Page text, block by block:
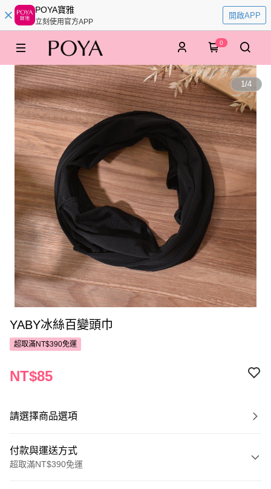
POYA寶雅
立刻使用官方APP
開啟APP
0
1/4
YABY冰絲百變頭巾
超取滿NT$390免運
NT$85
請選擇商品選項
付款與運送方式
超取滿NT$390免運